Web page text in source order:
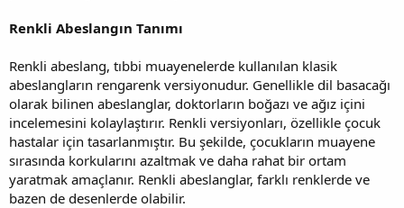
Renkli Abeslangın Tanımı
Renkli abeslang, tıbbi muayenelerde kullanılan klasik
abeslangların rengarenk versiyonudur. Genellikle dil basacağı
olarak bilinen abeslanglar, doktorların boğazı ve ağız içini
incelemesini kolaylaştırır. Renkli versiyonları, özellikle çocuk
hastalar için tasarlanmıştır. Bu şekilde, çocukların muayene
sırasında korkularını azaltmak ve daha rahat bir ortam
yaratmak amaçlanır. Renkli abeslanglar, farklı renklerde ve
bazen de desenlerde olabilir.